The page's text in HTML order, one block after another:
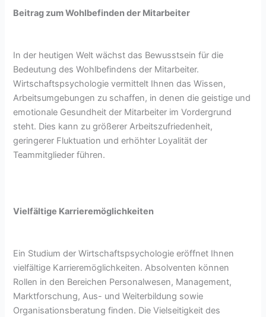
Beitrag zum Wohlbefinden der Mitarbeiter
In der heutigen Welt wächst das Bewusstsein für die
Bedeutung des Wohlbefindens der Mitarbeiter.
Wirtschaftspsychologie vermittelt Ihnen das Wissen,
Arbeitsumgebungen zu schaffen, in denen die geistige und
emotionale Gesundheit der Mitarbeiter im Vordergrund
steht. Dies kann zu größerer Arbeitszufriedenheit,
geringerer Fluktuation und erhöhter Loyalität der
Teammitglieder führen.
Vielfältige Karrieremöglichkeiten
Ein Studium der Wirtschaftspsychologie eröffnet Ihnen
vielfältige Karrieremöglichkeiten. Absolventen können
Rollen in den Bereichen Personalwesen, Management,
Marktforschung, Aus- und Weiterbildung sowie
Organisationsberatung finden. Die Vielseitigkeit des